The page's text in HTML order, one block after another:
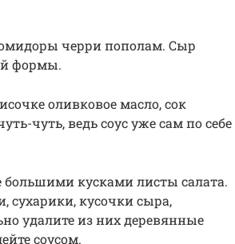
черри пополам. Сыр
формы.
оливковое масло, сок
чуть, ведь соус уже сам по себе
большими кусками листы салата.
сухарики, кусочки сыра,
удалите из них деревянные
соусом.